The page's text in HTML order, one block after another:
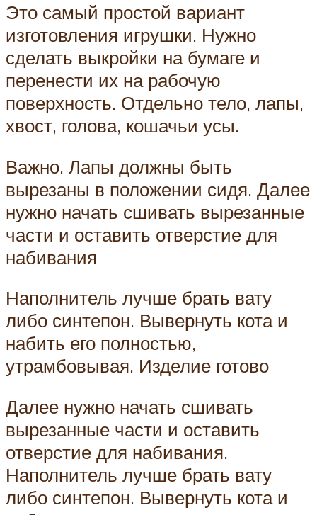
Это самый простой вариант
изготовления игрушки. Нужно
сделать выкройки на бумаге и
перенести их на рабочую
поверхность. Отдельно тело, лапы,
хвост, голова, кошачьи усы.
Важно. Лапы должны быть
вырезаны в положении сидя. Далее
нужно начать сшивать вырезанные
части и оставить отверстие для
набивания
Наполнитель лучше брать вату
либо синтепон. Вывернуть кота и
набить его полностью,
утрамбовывая. Изделие готово
Далее нужно начать сшивать
вырезанные части и оставить
отверстие для набивания.
Наполнитель лучше брать вату
либо синтепон. Вывернуть кота и